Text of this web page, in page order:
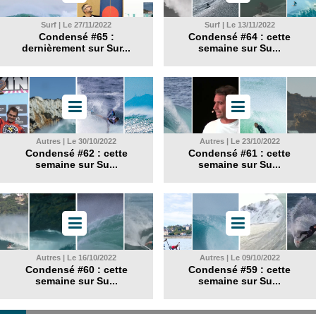
Surf | Le 27/11/2022
Condensé #65 :
dernièrement sur Sur...
Surf | Le 13/11/2022
Condensé #64 : cette
semaine sur Su...
Autres | Le 30/10/2022
Condensé #62 : cette
semaine sur Su...
Autres | Le 23/10/2022
Condensé #61 : cette
semaine sur Su...
Autres | Le 16/10/2022
Condensé #60 : cette
semaine sur Su...
Autres | Le 09/10/2022
Condensé #59 : cette
semaine sur Su...